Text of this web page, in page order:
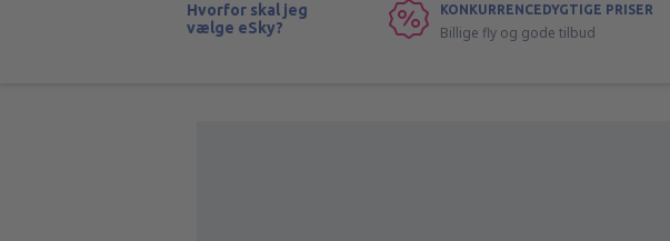
Hvorfor skal jeg
vælge eSky?
KONKURRENCEDYGTIGE PRISER
Billige fly og gode tilbud